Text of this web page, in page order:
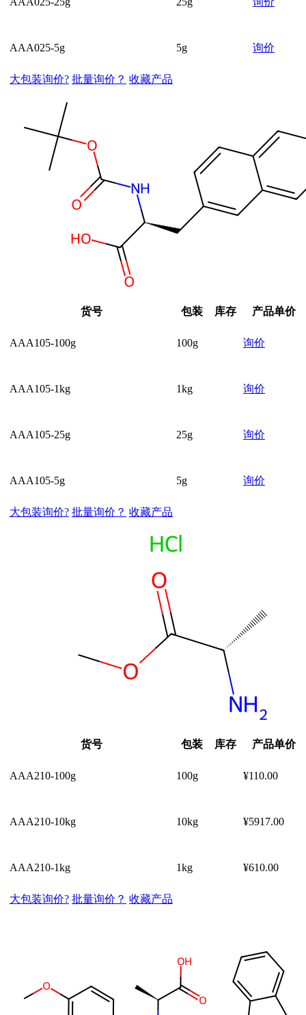
AAA025-5g 5g 询价
大包装询价? 批量询价？ 收藏产品
货号 包装 库存 产品单价
AAA105-100g 100g 询价
AAA105-1kg 1kg 询价
AAA105-25g 25g 询价
AAA105-5g 5g 询价
大包装询价? 批量询价？ 收藏产品
货号 包装 库存 产品单价
AAA210-100g 100g ¥110.00
AAA210-10kg 10kg ¥5917.00
AAA210-1kg 1kg ¥610.00
大包装询价? 批量询价？ 收藏产品